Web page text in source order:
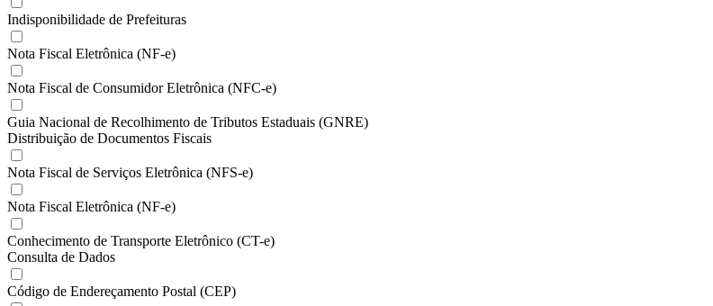
Indisponibilidade de Prefeituras
Nota Fiscal Eletrônica (NF-e)
Nota Fiscal de Consumidor Eletrônica (NFC-e)
Guia Nacional de Recolhimento de Tributos Estaduais (GNRE)
Distribuição de Documentos Fiscais
Nota Fiscal de Serviços Eletrônica (NFS-e)
Nota Fiscal Eletrônica (NF-e)
Conhecimento de Transporte Eletrônico (CT-e)
Consulta de Dados
Código de Endereçamento Postal (CEP)